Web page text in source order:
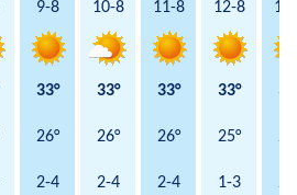
9-8
10-8
11-8
12-8
33° 33° 33° 33°
26° 26° 26° 25°
2-4 2-4 2-4 1-3 2-